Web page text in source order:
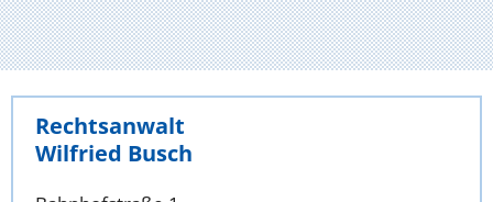
Rechtsanwalt
Wilfried Busch